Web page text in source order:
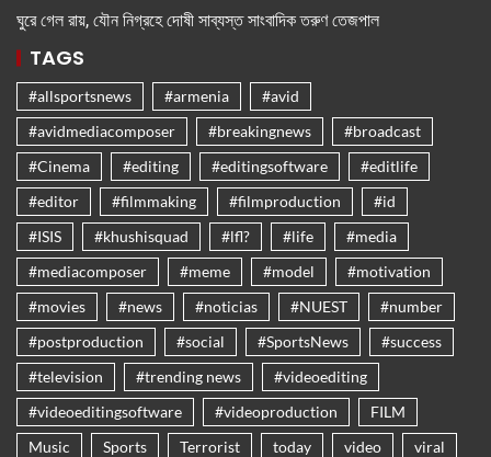
ঘুরে গেল রায়, যৌন নিগ্রহে দোষী সাব্যস্ত সাংবাদিক তরুণ তেজপাল
TAGS
#allsportsnews #armenia
#avid
#avidmediacomposer
#breakingnews
#broadcast
#Cinema
#editing #editingsoftware
#editlife
#editor
#filmmaking #filmproduction
#id
#ISIS
#khushisquad #lfl? #life
#media
#mediacomposer
#meme #model
#motivation
#movies
#news #noticias #NUEST
#number
#postproduction
#social #SportsNews
#success
#television
#trending news
#videoediting
#videoeditingsoftware
#videoproduction
FILM
Music
Sports Terrorist today video
viral